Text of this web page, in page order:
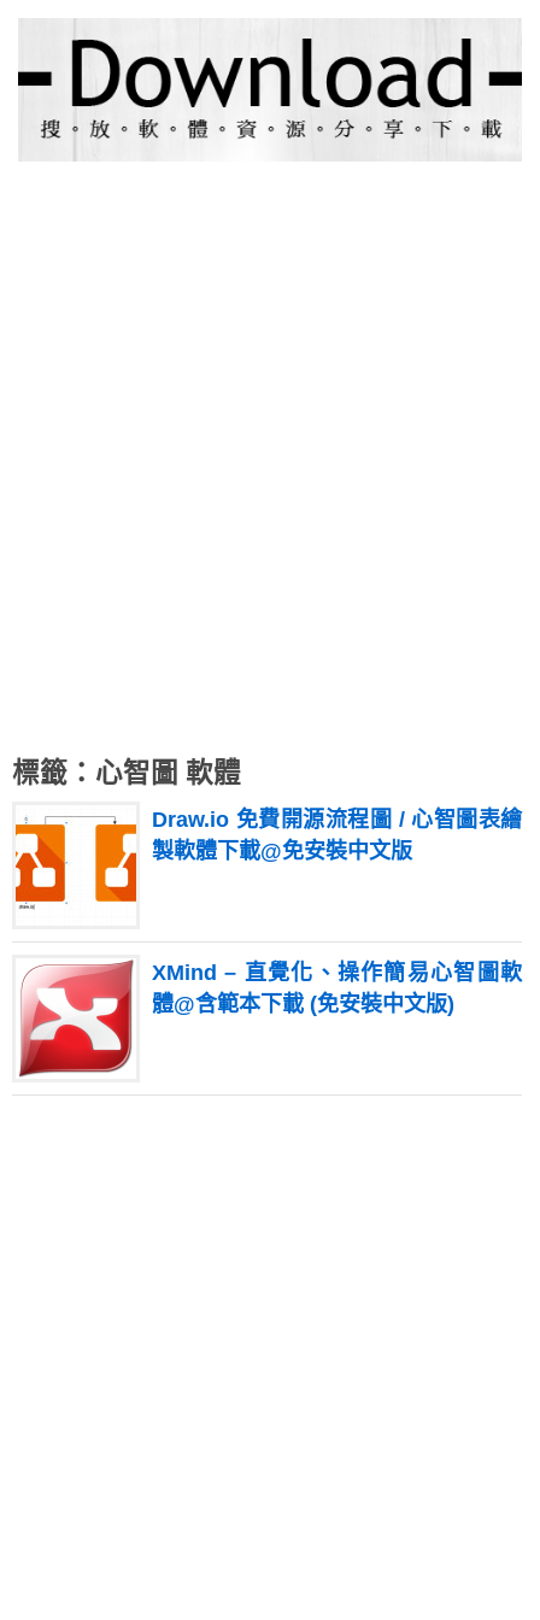
標籤：心智圖 軟體
Draw.io 免費開源流程圖 / 心智圖表繪
製軟體下載@免安裝中文版
XMind – 直覺化、操作簡易心智圖軟
體@含範本下載 (免安裝中文版)